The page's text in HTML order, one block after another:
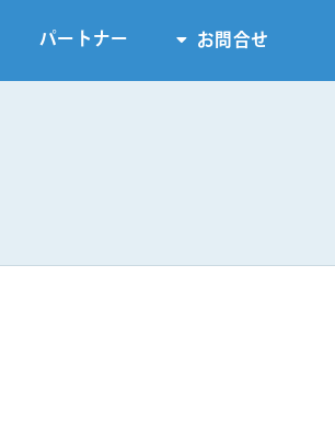
パートナー お問合せ